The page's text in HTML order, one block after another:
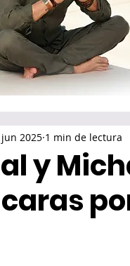
y
jun 2025 1 min de lectura